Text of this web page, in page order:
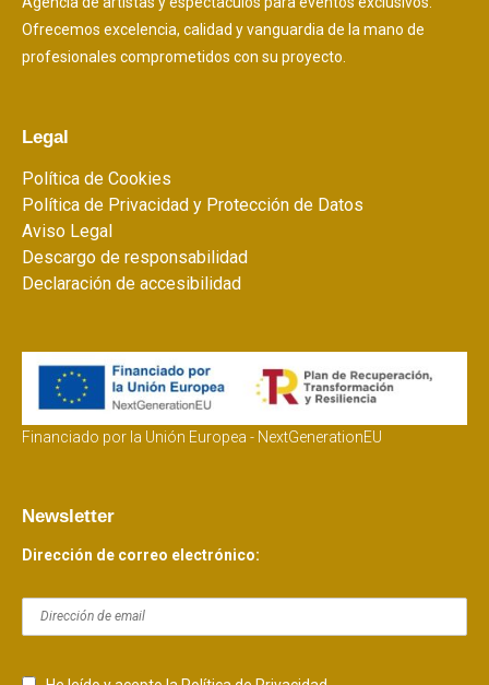
Ofrecemos excelencia, calidad y vanguardia de la mano de
profesionales comprometidos con su proyecto.
Legal
Política de Cookies
Política de Privacidad y Protección de Datos
Aviso Legal
Descargo de responsabilidad
Declaración de accesibilidad
Financiado por la Unión Europea - NextGenerationEU
Newsletter
Dirección de correo electrónico: